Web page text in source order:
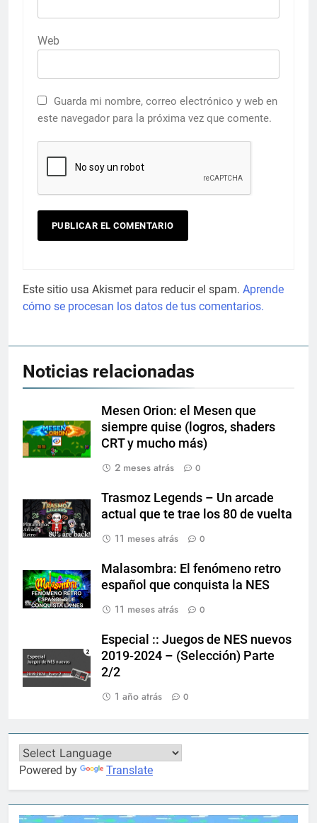
Web
Guarda mi nombre, correo electrónico y web en
este navegador para la próxima vez que comente.
Este sitio usa Akismet para reducir el spam. Aprende
cómo se procesan los datos de tus comentarios.
Noticias relacionadas
Mesen Orion: el Mesen que
siempre quise (logros, shaders
CRT y mucho más)
2 meses atrás
0
Trasmoz Legends – Un arcade
actual que te trae los 80 de vuelta
11 meses atrás
0
Malasombra: El fenómeno retro
español que conquista la NES
11 meses atrás
0
Especial :: Juegos de NES nuevos
2019-2024 – (Selección) Parte
2/2
1 año atrás
0
Powered by Translate